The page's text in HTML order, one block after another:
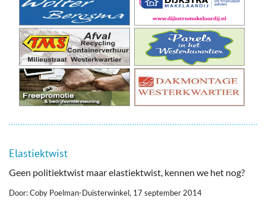
Elastiektwist
Geen politiektwist maar elastiektwist, kennen we het nog?
Door: Coby Poelman-Duisterwinkel, 17 september 2014